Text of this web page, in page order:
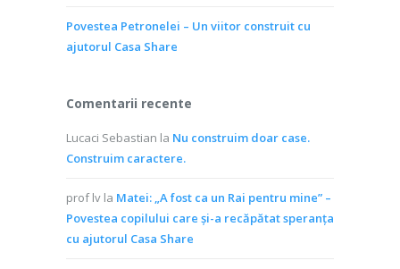
Povestea Petronelei – Un viitor construit cu
ajutorul Casa Share
Comentarii recente
Lucaci Sebastian la Nu construim doar case.
Construim caractere.
prof lv la Matei: „A fost ca un Rai pentru mine” –
Povestea copilului care și-a recăpătat speranța
cu ajutorul Casa Share